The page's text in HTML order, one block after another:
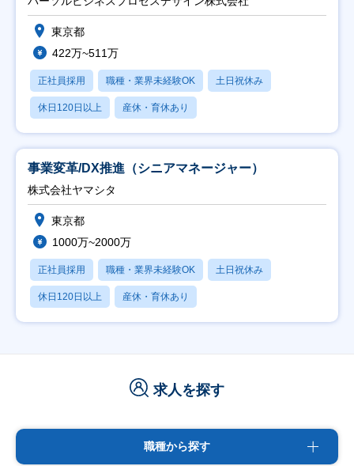
東京都
422万~511万
正社員採用 職種・業界未経験OK 土日祝休み
休日120日以上 産休・育休あり
事業変革/DX推進（シニアマネージャー）
株式会社ヤマシタ
東京都
1000万~2000万
正社員採用 職種・業界未経験OK 土日祝休み
休日120日以上 産休・育休あり
求人を探す
職種から探す